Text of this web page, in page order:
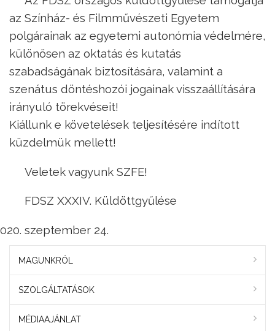
az Színház- és Filmművészeti Egyetem
polgárainak az egyetemi autonómia védelmére,
különösen az oktatás és kutatás
szabadságának biztosítására, valamint a
szenátus döntéshozói jogainak visszaállítására
irányuló törekvéseit!
Kiállunk e követelések teljesítésére indított
küzdelmük mellett!
Veletek vagyunk SZFE!
FDSZ XXXIV. Küldöttgyűlése
szeptember 24.
MAGUNKRÓL
SZOLGÁLTATÁSOK
MÉDIAAJÁNLAT